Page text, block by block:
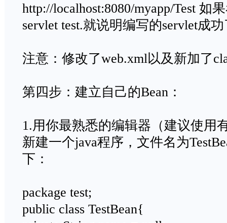
http://localhost:8080/myapp/Test 如
servlet test.就说明编写的servlet成
注意：修改了web.xml以及新加了
第四步：建立自己的Bean：
1.用你最熟悉的编辑器（建议使用
新建一个java程序，文件名为
下：
package test;
public class TestBean{